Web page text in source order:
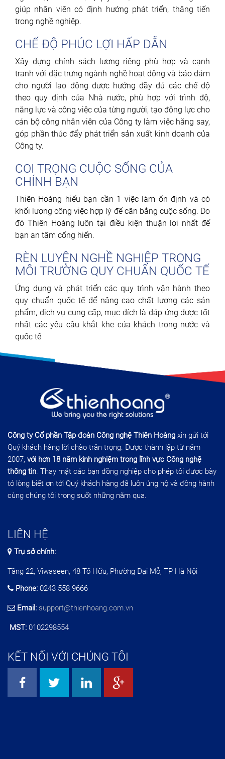
giúp nhân viên có định hướng phát triển, thăng tiến
trong nghề nghiệp.
CHẾ ĐỘ PHÚC LỢI HẤP DẪN
Xây dựng chính sách lương riêng phù hợp và cạnh
tranh với đặc trưng ngành nghề hoạt động và bảo đảm
cho người lao động được hưởng đầy đủ các chế độ
theo quy định của Nhà nước, phù hợp với trình độ,
năng lực và công việc của từng người, tạo động lực cho
cán bộ công nhân viên của Công ty làm việc hăng say,
góp phần thúc đẩy phát triển sản xuất kinh doanh của
Công ty.
COI TRỌNG CUỘC SỐNG CỦA
CHÍNH BẠN
Thiên Hoàng hiểu bạn cần 1 việc làm ổn định và có
khối lượng công việc hợp lý để cân bằng cuộc sống. Do
đó Thiên Hoàng luôn tại điều kiện thuận lợi nhất để
bạn an tâm cống hiến.
RÈN LUYỆN NGHỀ NGHIỆP TRONG
MÔI TRƯỜNG QUY CHUẨN QUỐC TẾ
Ứng dụng và phát triển các quy trình vận hành theo
quy chuẩn quốc tế để nâng cao chất lượng các sản
phẩm, dịch vụ cung cấp, mục đích là đáp ứng được tốt
nhất các yêu cầu khắt khe của khách trong nước và
quốc tế
Công ty Cổ phần Tập đoàn Công nghệ Thiên Hoàng xin gửi tới
Quý khách hàng lời chào trân trọng. Được thành lập từ năm
2007, với hơn 18 năm kinh nghiệm trong lĩnh vực Công nghệ
thông tin. Thay mặt các bạn đồng nghiệp cho phép tôi được bày
tỏ lòng biết ơn tới Quý khách hàng đã luôn ủng hộ và đồng hành
cùng chúng tôi trong suốt những năm qua.
LIÊN HỆ
Trụ sở chính:
Tầng 22, Viwaseen, 48 Tố Hữu, Phường Đại Mỗ, TP Hà Nội
Phone: 0243 558 9666
Email: support@thienhoang.com.vn
MST: 0102298554
KẾT NỐI VỚI CHÚNG TÔI